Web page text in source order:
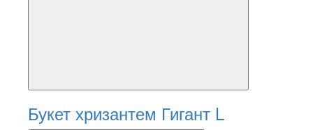
Букет хризантем Гигант L